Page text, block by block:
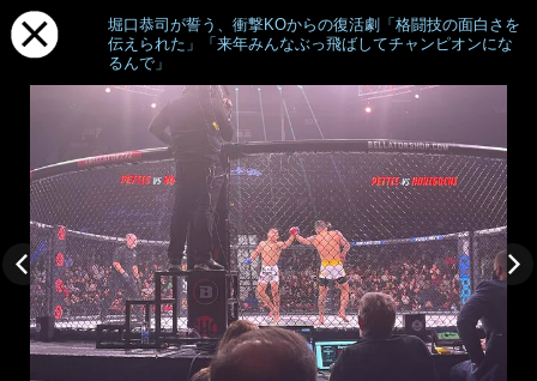
堀口恭司が誓う、衝撃KOからの復活劇「格闘技の面白さを
伝えられた」「来年みんなぶっ飛ばしてチャンピオンにな
るんで」